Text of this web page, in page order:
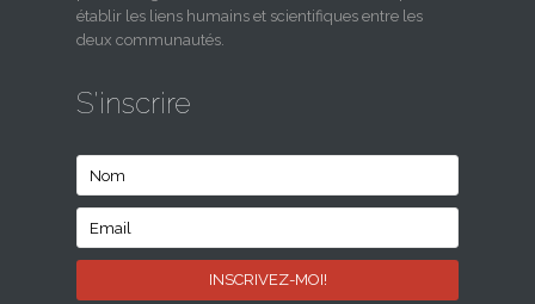
établir les liens humains et scientifiques entre les
deux communautés.
S'inscrire